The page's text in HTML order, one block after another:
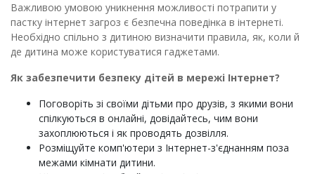
Важливою умовою уникнення можливості потрапити у
пастку інтернет загроз є безпечна поведінка в інтернеті.
Необхідно спільно з дитиною визначити правила, як, коли й
де дитина може користуватися гаджетами.
Як забезпечити безпеку дітей в мережі Інтернет?
Поговоріть зі своїми дітьми про друзів, з якими вони
спілкуються в онлайні, довідайтесь, чим вони
захоплюються і як проводять дозвілля.
Розміщуйте комп'ютери з Інтернет-з'єднанням поза
межами кімнати дитини.